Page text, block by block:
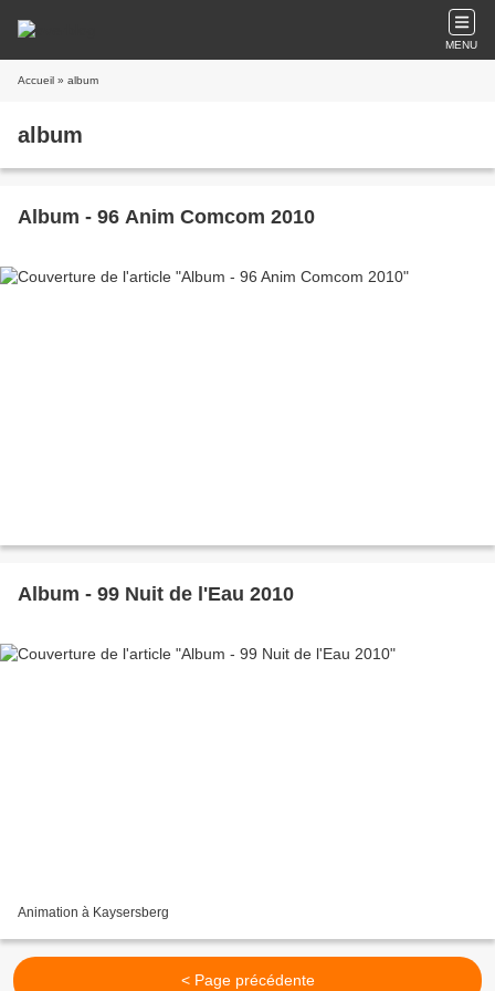
MENU
Accueil » album
album
Album - 96 Anim Comcom 2010
Album - 99 Nuit de l'Eau 2010
Animation à Kaysersberg
< Page précédente